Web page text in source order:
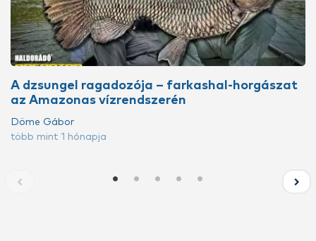
A dzsungel ragadozója – farkashal-horgászat
az Amazonas vízrendszerén
Döme Gábor
több mint 1 hónapja